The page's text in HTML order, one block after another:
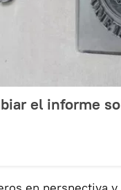
el informe